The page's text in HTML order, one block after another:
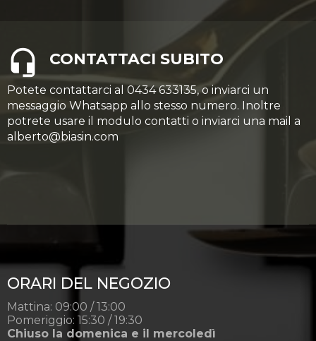
CONTATTACI SUBITO
Potete contattarci al 0434 633135, o inviarci un
messaggio Whatsapp allo stesso numero. Inoltre
potrete usare il modulo contatti o inviarci una mail a
alberto@biasin.com
ORARI DEL NEGOZIO
Mattina: 09:00 / 13:00
Pomeriggio: 15:30 / 19:30
Chiuso la domenica e il mercoledì